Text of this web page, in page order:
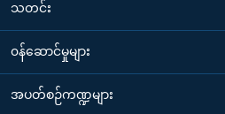
သတင်း
၀န်ဆောင်မှုများ
အပတ်စဉ်ကဏ္ဍများ